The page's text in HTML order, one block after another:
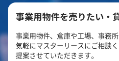
事業用物件を売りたい・
事業用物件、倉庫や工場、事務
気軽にマスターリースにご相談
提案させていただきます。